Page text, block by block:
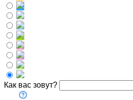
Как вас зовут?